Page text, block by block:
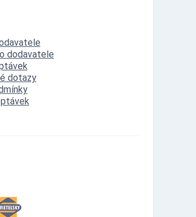
dodavatele
dotazy